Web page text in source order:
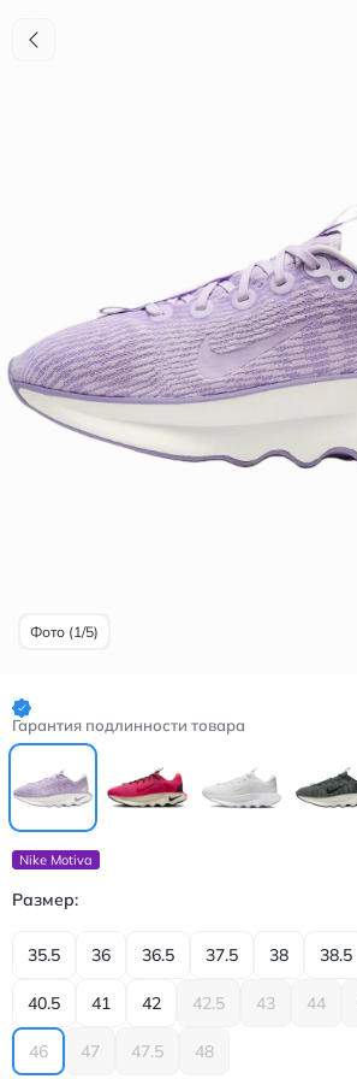
Фото (1/5)
Гарантия подлинности товара
Nike Motiva
Размер:
35.5 36 36.5 37.5 38 38.5
40.5 41 42 42.5 43 44
46 47 47.5 48